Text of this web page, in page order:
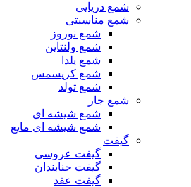
شمع دریایی
شمع مناسبتی
شمع نوروز
شمع ولنتاین
شمع یلدا
شمع کریسمس
شمع تولد
شمع جار
شمع شیشه ای
شمع شیشه ای مایع
گیفت
گیفت عروسی
گیفت حنابندان
گیفت عقد